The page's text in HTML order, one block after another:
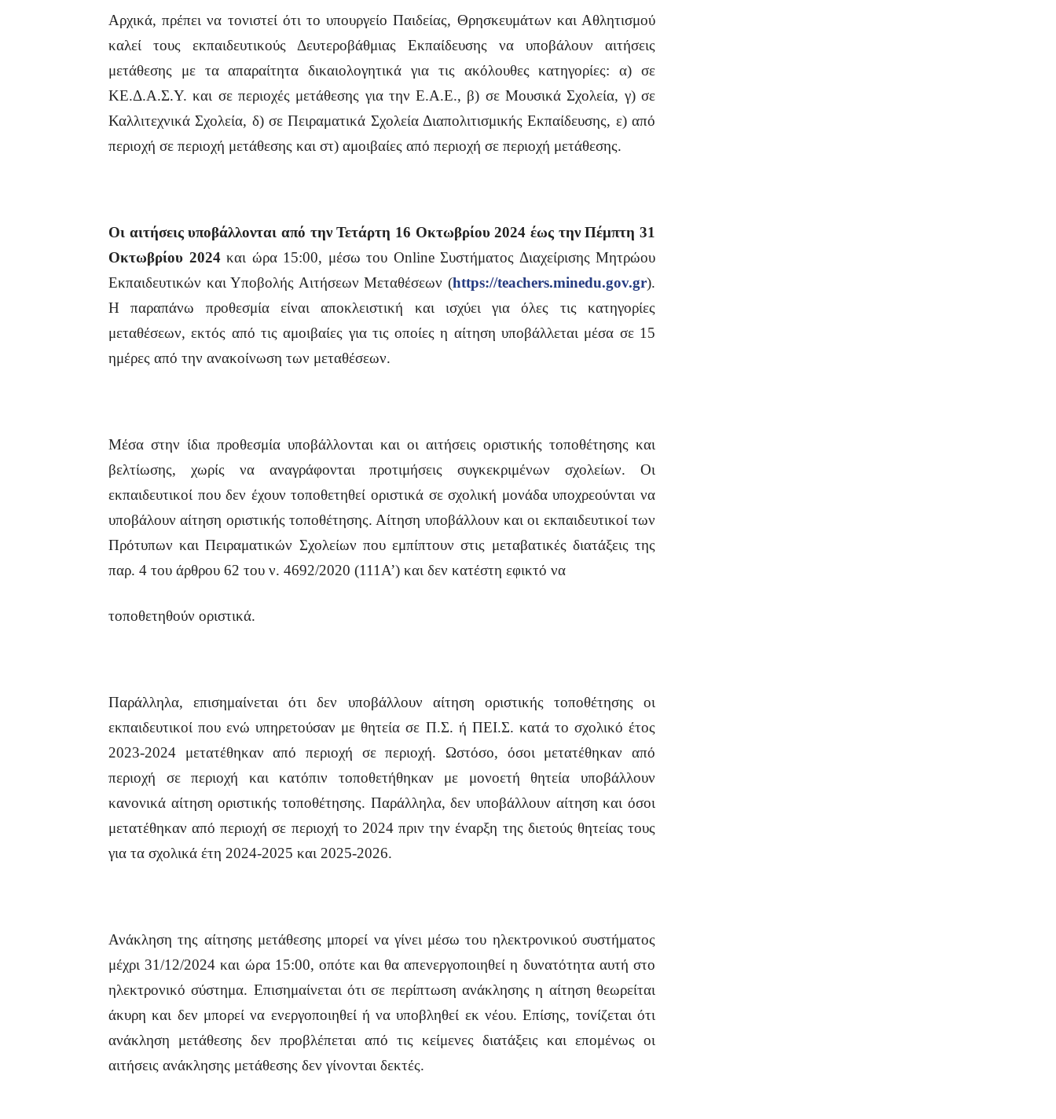
Αρχικά, πρέπει να τονιστεί ότι το υπουργείο Παιδείας, Θρησκευμάτων και Αθλητισμού
καλεί τους εκπαιδευτικούς Δευτεροβάθμιας Εκπαίδευσης να υποβάλουν αιτήσεις
μετάθεσης με τα απαραίτητα δικαιολογητικά για τις ακόλουθες κατηγορίες: α) σε
ΚΕ.Δ.Α.Σ.Υ. και σε περιοχές μετάθεσης για την Ε.Α.Ε., β) σε Μουσικά Σχολεία, γ) σε
Καλλιτεχνικά Σχολεία, δ) σε Πειραματικά Σχολεία Διαπολιτισμικής Εκπαίδευσης, ε) από
περιοχή σε περιοχή μετάθεσης και στ) αμοιβαίες από περιοχή σε περιοχή μετάθεσης.
Οι αιτήσεις υποβάλλονται από την Τετάρτη 16 Οκτωβρίου 2024 έως την Πέμπτη 31
Οκτωβρίου 2024και ώρα 15:00, μέσω του Online Συστήματος Διαχείρισης Μητρώου
Εκπαιδευτικών και Υποβολής Αιτήσεων Μεταθέσεων (https://teachers.minedu.gov.gr).
Η παραπάνω προθεσμία είναι αποκλειστική και ισχύει για όλες τις κατηγορίες
μεταθέσεων, εκτός από τις αμοιβαίες για τις οποίες η αίτηση υποβάλλεται μέσα σε 15
ημέρες από την ανακοίνωση των μεταθέσεων.
Μέσα στην ίδια προθεσμία υποβάλλονται και οι αιτήσεις οριστικής τοποθέτησης και
βελτίωσης, χωρίς να αναγράφονται προτιμήσεις συγκεκριμένων σχολείων. Οι
εκπαιδευτικοί που δεν έχουν τοποθετηθεί οριστικά σε σχολική μονάδα υποχρεούνται να
υποβάλουν αίτηση οριστικής τοποθέτησης. Αίτηση υποβάλλουν και οι εκπαιδευτικοί των
Πρότυπων και Πειραματικών Σχολείων που εμπίπτουν στις μεταβατικές διατάξεις της
παρ. 4 του άρθρου 62 του ν. 4692/2020 (111Α’) και δεν κατέστη εφικτό να
τοποθετηθούν οριστικά.
Παράλληλα, επισημαίνεται ότι δεν υποβάλλουν αίτηση οριστικής τοποθέτησης οι
εκπαιδευτικοί που ενώ υπηρετούσαν με θητεία σε Π.Σ. ή ΠΕΙ.Σ. κατά το σχολικό έτος
2023-2024 μετατέθηκαν από περιοχή σε περιοχή. Ωστόσο, όσοι μετατέθηκαν από
περιοχή σε περιοχή και κατόπιν τοποθετήθηκαν με μονοετή θητεία υποβάλλουν
κανονικά αίτηση οριστικής τοποθέτησης. Παράλληλα, δεν υποβάλλουν αίτηση και όσοι
μετατέθηκαν από περιοχή σε περιοχή το 2024 πριν την έναρξη της διετούς θητείας τους
για τα σχολικά έτη 2024-2025 και 2025-2026.
Ανάκληση της αίτησης μετάθεσης μπορεί να γίνει μέσω του ηλεκτρονικού συστήματος
μέχρι 31/12/2024 και ώρα 15:00, οπότε και θα απενεργοποιηθεί η δυνατότητα αυτή στο
ηλεκτρονικό σύστημα. Επισημαίνεται ότι σε περίπτωση ανάκλησης η αίτηση θεωρείται
άκυρη και δεν μπορεί να ενεργοποιηθεί ή να υποβληθεί εκ νέου. Επίσης, τονίζεται ότι
ανάκληση μετάθεσης δεν προβλέπεται από τις κείμενες διατάξεις και επομένως οι
αιτήσεις ανάκλησης μετάθεσης δεν γίνονται δεκτές.